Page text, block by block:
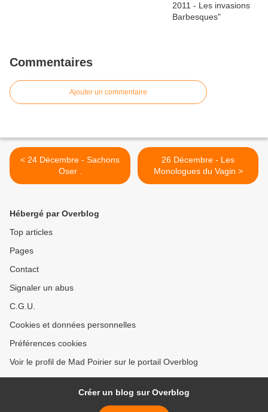
Commentaires
Ajouter un commentaire
< 24 Décembre - Sachons
Oser .
26 Décembre - Les
Monologues du Vagin >
Hébergé par Overblog
Top articles
Pages
Contact
Signaler un abus
C.G.U.
Cookies et données personnelles
Préférences cookies
Voir le profil de Mad Poirier sur le portail Overblog
Créer un blog sur Overblog